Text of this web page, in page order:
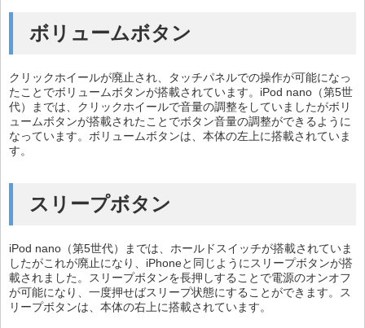
ボリュームボタン
クリックホイールが廃止され、タッチパネルでの操作が可能になっ
たことでボリュームボタンが搭載されています。iPod nano（第5世
代）までは、クリックホイールで音量の調整をしていましたがボリ
ュームボタンが搭載されたことでボタン音量の調整ができるように
なっています。ボリュームボタンは、本体の左上に搭載されていま
す。
スリープボタン
iPod nano（第5世代）までは、ホールドスイッチが搭載されていま
したがこれが廃止になり、iPhoneと同じようにスリープボタンが搭
載されました。スリープボタンを長押しすることで電源のオンオフ
が可能になり、一度押せばスリープ状態にすることができます。ス
リープボタンは、本体の右上に搭載されています。